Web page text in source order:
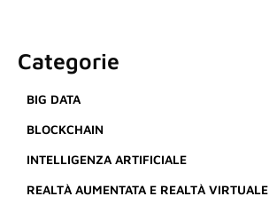
Categorie
BIG DATA
BLOCKCHAIN
INTELLIGENZA ARTIFICIALE
REALTÀ AUMENTATA E REALTÀ VIRTUALE